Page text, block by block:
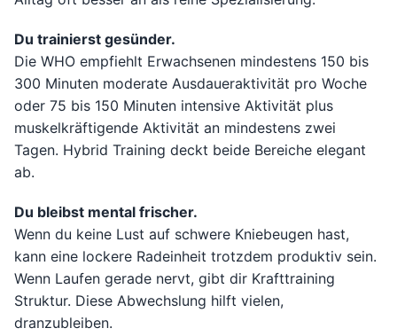
Du trainierst gesünder.
Die WHO empfiehlt Erwachsenen mindestens 150 bis
300 Minuten moderate Ausdaueraktivität pro Woche
oder 75 bis 150 Minuten intensive Aktivität plus
muskelkräftigende Aktivität an mindestens zwei
Tagen. Hybrid Training deckt beide Bereiche elegant
ab.
Du bleibst mental frischer.
Wenn du keine Lust auf schwere Kniebeugen hast,
kann eine lockere Radeinheit trotzdem produktiv sein.
Wenn Laufen gerade nervt, gibt dir Krafttraining
Struktur. Diese Abwechslung hilft vielen,
dranzubleiben.